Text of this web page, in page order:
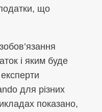
що
і яким буде
для різних
показано,